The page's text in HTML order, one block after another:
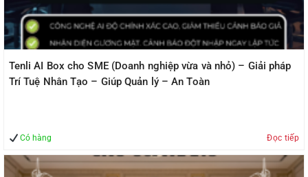
Tenli AI Box cho SME (Doanh nghiệp vừa và nhỏ) – Giải pháp
Trí Tuệ Nhân Tạo – Giúp Quản lý – An Toàn
Có hàng Đọc tiếp